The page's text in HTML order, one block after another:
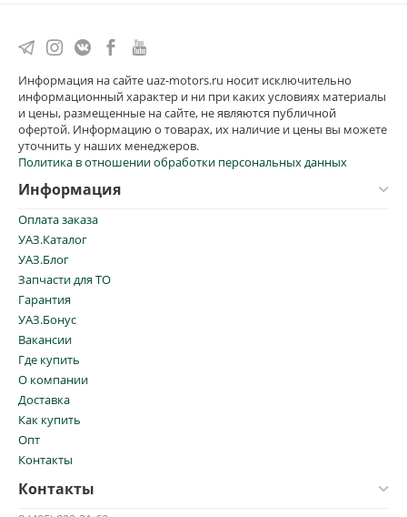
Информация на сайте uaz-motors.ru носит исключительно
информационный характер и ни при каких условиях материалы
и цены, размещенные на сайте, не являются публичной
офертой. Информацию о товарах, их наличие и цены вы можете
уточнить у наших менеджеров.
Политика в отношении обработки персональных данных
Информация
Оплата заказа
УАЗ.Каталог
УАЗ.Блог
Запчасти для ТО
Гарантия
УАЗ.Бонус
Вакансии
Где купить
О компании
Доставка
Как купить
Опт
Контакты
Контакты